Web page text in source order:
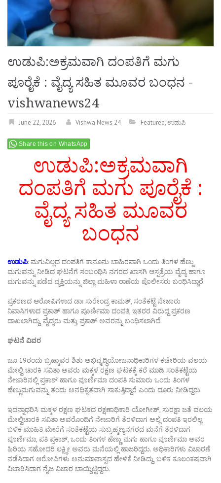
ಉಡುಪಿ:ಅಕ್ರಮವಾಗಿ ದಂಪತಿಗೆ ಮಗು
ಪೂರೈಕೆ : ವೈದ್ಯ ಸಹಿತ ಮೂವರ ಬಂಧನ -
vishwanews24
June 22, 2026 Vishwa News 24 Featured,ಉಡುಪಿ
Share this on WhatsApp
ಉಡುಪಿ:ಅಕ್ರಮವಾಗಿ
ದಂಪತಿಗೆ ಮಗು ಪೂರೈಕೆ :
ವೈದ್ಯ ಸಹಿತ ಮೂವರ
ಬಂಧನ
ಉಡುಪಿ: ಮಗುವಿಲ್ಲದ ದಂಪತಿಗೆ ಕಾನೂನು ಬಾಹಿರವಾಗಿ ಒಂದು ತಿಂಗಳ ಹೆಣ್ಣು
ಮಗುವನ್ನು ನೀಡಿದ ಘಟನೆಗೆ ಸಂಬಂಧಿಸಿ ನಗರದ ಖಾಸಗಿ ಆಸ್ಪತ್ರೆಯ ವೈದ್ಯ ಹಾಗೂ
ಮಗುವನ್ನು ಪಡೆದ ವ್ಯಕ್ತಿಯನ್ನು ಜಿಲ್ಲಾ ಮಹಿಳಾ ಠಾಣೆಯ ಪೊಲೀಸರು ಬಂಧಿಸಿದ್ದಾರೆ.
ಪ್ರಕರಣದ ಆರೋಪಿಗಳಾದ ಡಾ। ಸುರೇಂದ್ರ ಕಾಮತ್, ಸಂತೆಕಟ್ಟೆ ನೇಜಾರು
ನಿವಾಸಿಗಳಾದ ಪ್ರಕಾಶ್ ಹಾಗೂ ಪೂರ್ಣಿಮಾ ದಂಪತಿ, ಇತರರ ವಿರುದ್ದ ಪ್ರಕರಣ
ದಾಖಲಾಗಿದ್ದು, ವೈದ್ಯರು ಮತ್ತು ಪ್ರಕಾಶ್ ಅವರನ್ನು ಬಂಧಿಸಲಾಗಿದೆ.
ಘಟನೆ ವಿವರ
ಜೂ.19ರಂದು ಬ್ರಹ್ಮಾವರ ಶಿಶು ಅಭಿವೃದ್ಧಿಯೋಜನಾಧಿಕಾರಿಗಳ ಕಚೇರಿಯ ವಲಯ
ಮೇಲ್ವಿ ಚಾರಕಿ ಸವಿತಾ ಅವರು ಮಕ್ಕಳ ರಕ್ಷಣ ಘಟಕಕ್ಕೆ ಕರೆ ಮಾಡಿ ಸಂತೆಕಟ್ಟೆಯ
ನೇಜಾರಿನಲ್ಲಿ ಪ್ರಕಾಶ್ ಹಾಗೂ ಪೂರ್ಣಿಮಾ ದಂಪತಿ ಸುಮಾರು ಒಂದು ತಿಂಗಳ
ಹೆಣ್ಣುಮಗುವನ್ನು ತಂದು ಅನಧಿಕೃತವಾಗಿ ಸಾಕುತ್ತಿದ್ದಾರೆ ಎಂದು ದೂರು ನೀಡಿದ್ದರು.
ಇದನ್ನಾಧರಿಸಿ ಮಕ್ಕಳ ರಕ್ಷಣ ಘಟಕದ ರಕ್ಷಣಾಧಿಕಾರಿ ಯೋಗೀಶ್, ಸುರಕ್ಷಾ ಜತೆ ವಲಯ
ಮೇಲ್ವಿಚಾರಕಿ ಸವಿತಾ ಅವರೊಂದಿಗೆ ನೇಜಾರಿಗೆ ತೆರಳಿದಾಗ ಅಲ್ಲಿ ದಂಪತಿ ಇರಲಿಲ್ಲ.
ಬಳಿಕ ಮಾಹಿತಿ ಮೇರೆಗೆ ಸಂತೆಕಟ್ಟೆಯ ಸುಬ್ರಹ್ಮಣ್ಯನಗರದ ಮನೆಗೆ ತೆರಳಿದಾಗ
ಪೂರ್ಣಿಮಾ, ಪತಿ ಪ್ರಕಾಶ್, ಒಂದು ತಿಂಗಳ ಹೆಣ್ಣು ಮಗು ಹಾಗೂ ಪೂರ್ಣಿಮಾ ಅವರ
ಹಿರಿಯ ಸಹೋದರಿ ಲಕ್ಷ್ಮೀ ಅವರು ಮನೆಯಲ್ಲಿ ಹಾಜರಿದ್ದರು. ಅಧಿಕಾರಿಗಳು ವಿಚಾರಣೆ
ನಡೆಸಿದಾಗ ಆರೋಪಿಗಳು ಅನುಮಾನಾಸ್ಪದ ಹೇಳಿಕೆ ನೀಡಿದ್ದು, ಬಳಿಕ ಕೂಲಂಕಷವಾಗಿ
ವಿಚಾರಿಸಿದಾಗ ನೈಜ ವಿಚಾರ ಬಾಯ್ದಿಟ್ಟಿದ್ದರು.